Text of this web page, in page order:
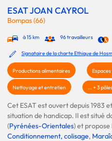
ESAT JOAN CAYROL
Bompas (66)
à 15 km 96 travailleurs
Signataire de la charte Ethique de
Productions alimentaires
Nettoyage et entretien ... + 3
Cet ESAT est ouvert depuis 1983
situation de handicap. Il est situé
(Pyrénées-Orientales) et propose
Conditionnement, colisage,